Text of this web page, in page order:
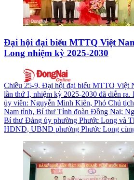
Đại hội đại biểu MTTQ Việt
Long nhiệm kỳ 2025-2030
Chiều 25-9, Đại hội đại biểu MTTQ Việt
lần thứ I, nhiệm kỳ 2025-2030 đã diễn
ủy viên: Nguyễn Minh Kiên, Phó Chủ
Nam tỉnh, Bí thư Tỉnh đoàn Đồng Nai;
Bí thư Đảng ủy phường Phước Long và
HĐND, UBND phường Phước Long